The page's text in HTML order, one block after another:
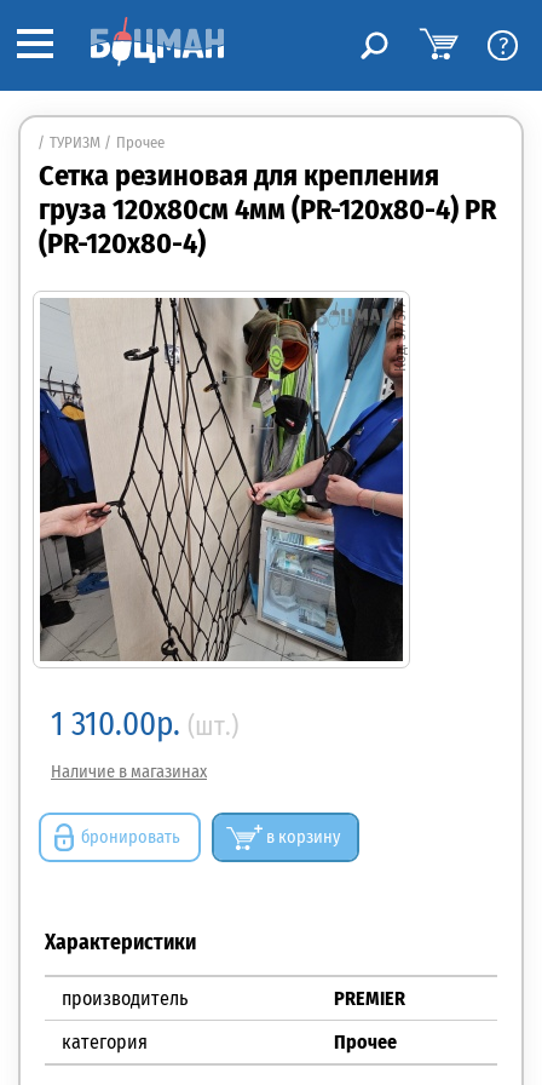
?
ТУРИЗМ Прочее
Сетка резиновая для крепления
груза 120х80см 4мм (PR-120х80-4) PR
(PR-120х80-4)
377577
1 310.00р. (шт.)
Наличие в магазинах
бронировать в корзину
Характеристики
производитель
PREMIER
категория
Прочее